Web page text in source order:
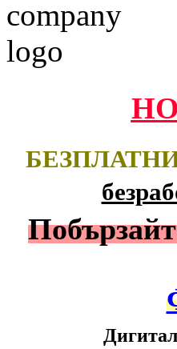
БЕЗПЛАТНИ